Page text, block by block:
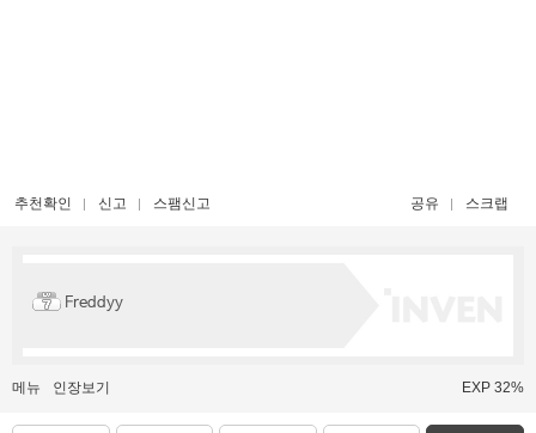
추천확인 신고 스팸신고 공유 스크랩
Freddyy
메뉴 인장보기 EXP 32%